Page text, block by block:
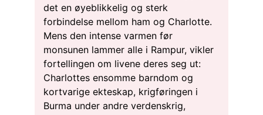
det en øyeblikkelig og sterk
forbindelse mellom ham og Charlotte.
Mens den intense varmen før
monsunen lammer alle i Rampur, vikler
fortellingen om livene deres seg ut:
Charlottes ensomme barndom og
kortvarige ekteskap, krigføringen i
Burma under andre verdenskrig,